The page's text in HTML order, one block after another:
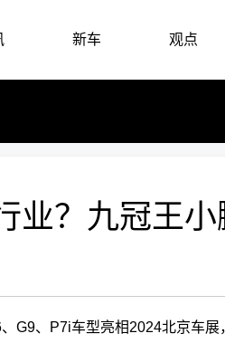
新车 观点
业？九冠王
G9、P7i车型亮相2024北京车